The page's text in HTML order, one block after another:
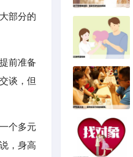
部分的
前准备
谈，但
个多元
，身高